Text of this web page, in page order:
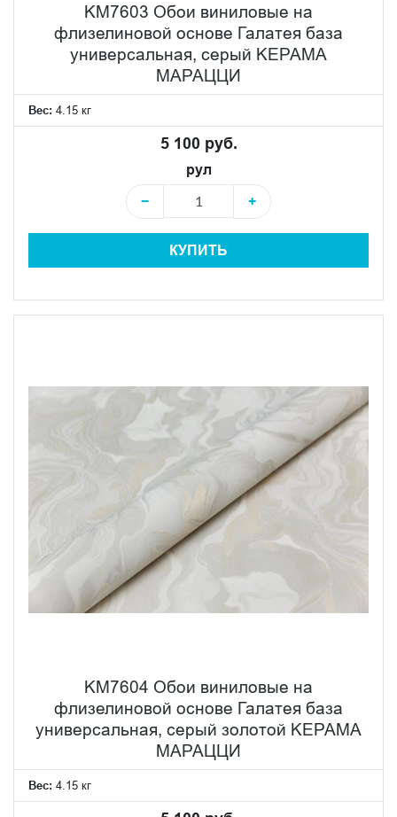
KM7603 Обои виниловые на
флизелиновой основе Галатея база
универсальная, серый KЕРАМА
МАРАЦЦИ
Вес: 4.15 кг
5 100 руб.
рул
−
+
КУПИТЬ
KM7604 Обои виниловые на
флизелиновой основе Галатея база
универсальная, серый золотой KЕРАМА
МАРАЦЦИ
Вес: 4.15 кг